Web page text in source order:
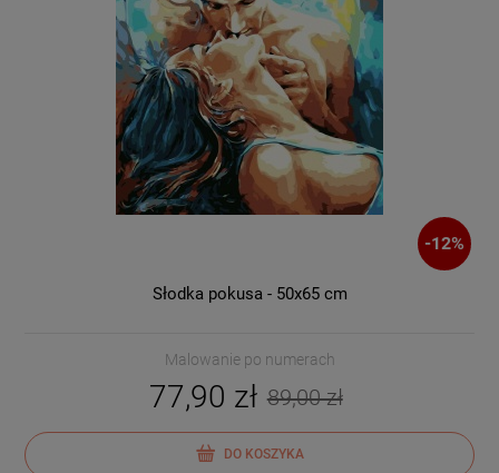
-12%
Słodka pokusa - 50x65 cm
Malowanie po numerach
77,90 zł 89,00 zł
DO KOSZYKA